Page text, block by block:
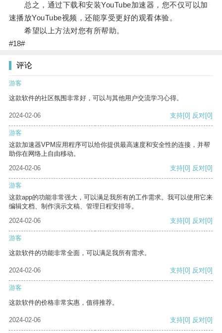
总之，通过下载和安装YouTube加速器，您不仅可以加
速播放YouTube视频，还能享受更好的观看体验。
希望以上方法对您有所帮助。
#18#
评论
游客
这款软件的社区氛围非常好，可以与其他用户交流学习心得。
2024-02-06 支持[0] 反对[0]
游客
这款加速器VPM应用程序可以给你提供最高速度和安全性的连接，并帮
助你在网络上自由移动。
2024-02-06
支持[0] 反对[0]
游客
这款app的功能非常强大，可以满足我所有的工作需求。我可以使用它来
编辑文档、制作演示文稿、管理日程安排等。
2024-02-06
支持[0] 反对[0]
游客
这款软件的功能非常全面，可以满足我所有需求。
2024-02-06 支持[0] 反对[0]
游客
这款软件的价格非常实惠，值得推荐。
2024-02-06 支持[0] 反对[0]